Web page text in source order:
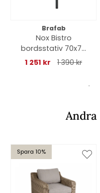
Brafab
Nox Bistro
bordsstativ 70x70
H73 cm - antracit
1 251 kr 1 390 kr
Andra
Spara 10%